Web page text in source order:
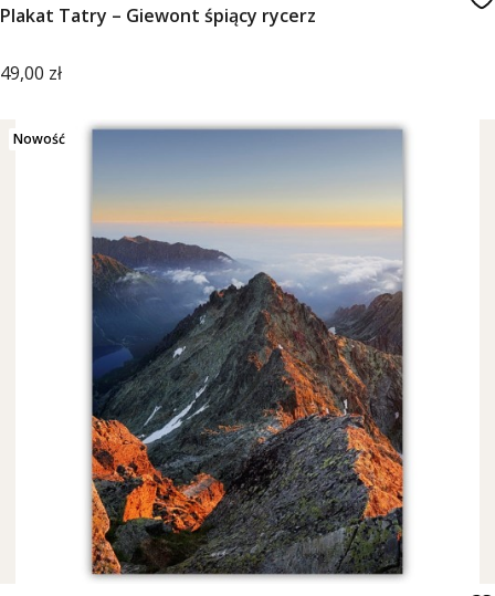
Plakat Tatry – Giewont śpiący rycerz
Cena
49,00 zł
Nowość